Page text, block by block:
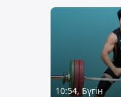
10:54, Бүгін